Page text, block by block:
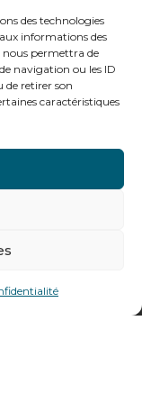
des technologies
informations des
nous permettra de
navigation ou les ID
de retirer son
caractéristiques